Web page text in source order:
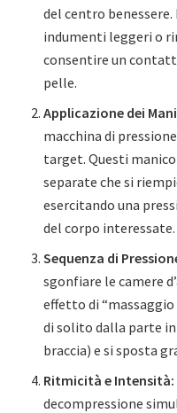
del centro
indumenti leggeri o
consentire un
pelle.
Applicazione dei
macchina di
target. Questi
separate che si
esercitando una
del corpo interessate.
Sequenza di
sgonfiare le camere
effetto di
di solito dalla parte
braccia) e si sposta
Ritmicità e Intensità:
decompressione